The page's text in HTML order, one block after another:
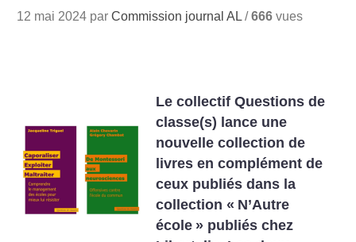
12 mai 2024 parCommission journal AL /666 vues
Le collectif Questions de
classe(s) lance une
nouvelle collection de
livres en complément de
ceux publiés dans la
collection « N’Autre
école » publiés chez